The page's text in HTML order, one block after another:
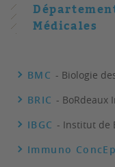
Médicales
BMC - Biologie
BRIC - BoRdeaux
IBGC - Institut de
Immuno